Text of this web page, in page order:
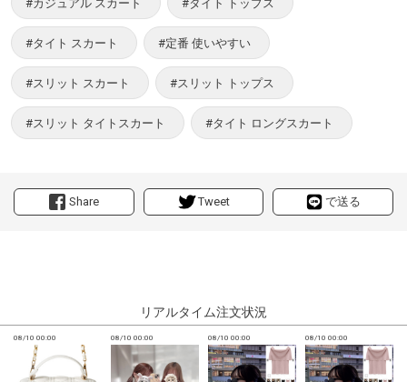
Share Tweet で送る
#カジュアル スカート #タイト トップス
#タイト スカート #定番 使いやすい
#スリット スカート #スリット トップス
#スリット タイトスカート #タイト ロングスカート
リアルタイム注文状況
08/10 00:00 08/10 00:00 08/10 00:00 08/10 00:00